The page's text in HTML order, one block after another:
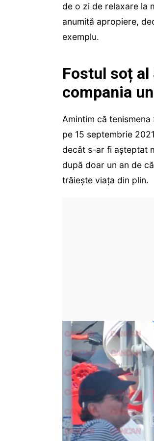
de o zi de relaxare la
anumită apropiere,
exemplu.
Fostul soț
compania
Amintim că
pe 15 septembrie
decât s-ar fi așteptat
după doar un an de
trăiește viața din plin.